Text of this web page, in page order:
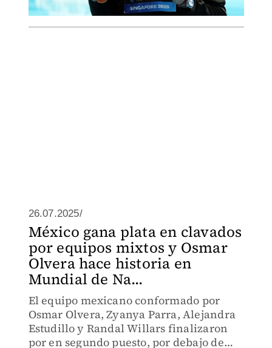
26.07.2025/
México gana plata en clavados
por equipos mixtos y Osmar
Olvera hace historia en
Mundial de Na...
El equipo mexicano conformado por
Osmar Olvera, Zyanya Parra, Alejandra
Estudillo y Randal Willars finalizaron
por en segundo puesto, por debajo de